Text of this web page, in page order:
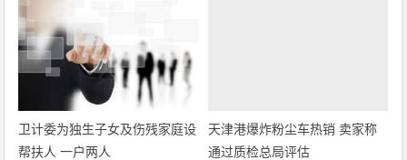
卫计委为独生子女及伤残家庭设
帮扶人 一户两人
天津港爆炸粉尘车热销 卖家称
通过质检总局评估